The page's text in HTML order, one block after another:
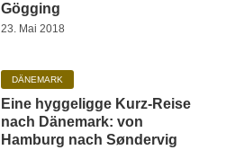
Gögging
23. Mai 2018
DÄNEMARK
Eine hyggeligge Kurz-Reise
nach Dänemark: von
Hamburg nach Søndervig